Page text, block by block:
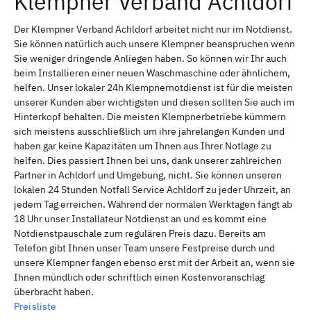
Der Klempner Verband Achldorf arbeitet nicht nur im Notdienst.
Sie können natürlich auch unsere Klempner beanspruchen wenn
Sie weniger dringende Anliegen haben. So können wir Ihr auch
beim Installieren einer neuen Waschmaschine oder ähnlichem,
helfen. Unser lokaler 24h Klempnernotdienst ist für die meisten
unserer Kunden aber wichtigsten und diesen sollten Sie auch im
Hinterkopf behalten. Die meisten Klempnerbetriebe kümmern
sich meistens ausschließlich um ihre jahrelangen Kunden und
haben gar keine Kapazitäten um Ihnen aus Ihrer Notlage zu
helfen. Dies passiert Ihnen bei uns, dank unserer zahlreichen
Partner in Achldorf und Umgebung, nicht. Sie können unseren
lokalen 24 Stunden Notfall Service Achldorf zu jeder Uhrzeit, an
jedem Tag erreichen. Während der normalen Werktagen fängt ab
18 Uhr unser Installateur Notdienst an und es kommt eine
Notdienstpauschale zum regulären Preis dazu. Bereits am
Telefon gibt Ihnen unser Team unsere Festpreise durch und
unsere Klempner fangen ebenso erst mit der Arbeit an, wenn sie
Ihnen mündlich oder schriftlich einen Kostenvoranschlag
überbracht haben.
Preisliste